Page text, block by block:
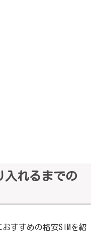
入れるまでの
すすめの格安SIMを紹